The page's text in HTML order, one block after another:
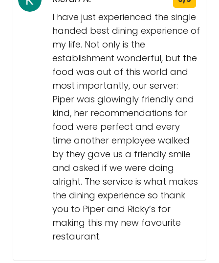
I have just experienced the single
handed best dining experience of
my life. Not only is the
establishment wonderful, but the
food was out of this world and
most importantly, our server:
Piper was glowingly friendly and
kind, her recommendations for
food were perfect and every
time another employee walked
by they gave us a friendly smile
and asked if we were doing
alright. The service is what makes
the dining experience so thank
you to Piper and Ricky’s for
making this my new favourite
restaurant.